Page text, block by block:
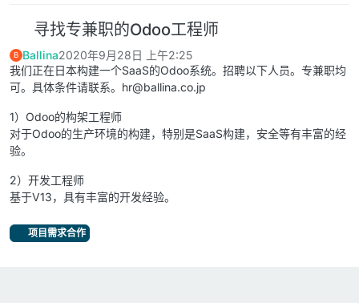
寻找专兼职的Odoo工程师
B Ballina2020年9月28日 上午2:25
我们正在日本构建一个SaaS的Odoo系统。招聘以下人员。专兼职均
可。具体条件请联系。 hr@ballina.co.jp
1）Odoo的构架工程师
对于Odoo的生产环境的构建，特别是SaaS构建，安全等有丰富的经
验。
2）开发工程师
基于V13，具有丰富的开发经验。
项目需求合作